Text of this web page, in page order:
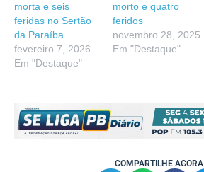
morta e seis
feridas no Sertão
da Paraíba
fevereiro 7, 2026
Em "Destaque"
morto e quatro
feridos
novembro 28, 2025
Em "Destaque"
COMPARTILHE AGORA